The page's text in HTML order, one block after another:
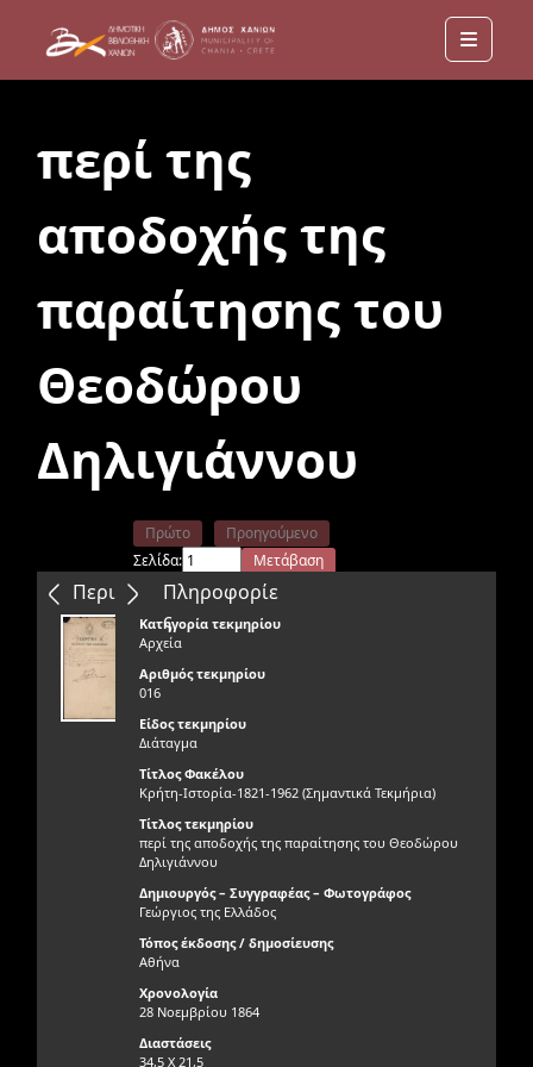
Menu
περί της
αποδοχής της
παραίτησης του
Θεοδώρου
Δηλιγιάννου
Περιεχόμενα
Πρώτο
Προηγούμενο
Σελίδα:
Μετάβαση
Επόμενο
Τελευταίο
Πληροφορίε
ς
Κατηγορία τεκμηρίου
Αρχεία
Αριθμός τεκμηρίου
016
Είδος τεκμηρίου
Διάταγμα
Τίτλος Φακέλου
Κρήτη-Ιστορία-1821-1962 (Σημαντικά Τεκμήρια)
Τίτλος τεκμηρίου
περί της αποδοχής της παραίτησης του Θεοδώρου
Δηλιγιάννου
Δημιουργός – Συγγραφέας – Φωτογράφος
Γεώργιος της Ελλάδος
Τόπος έκδοσης / δημοσίευσης
Αθήνα
Χρονολογία
28 Νοεμβρίου 1864
Διαστάσεις
34,5 X 21,5